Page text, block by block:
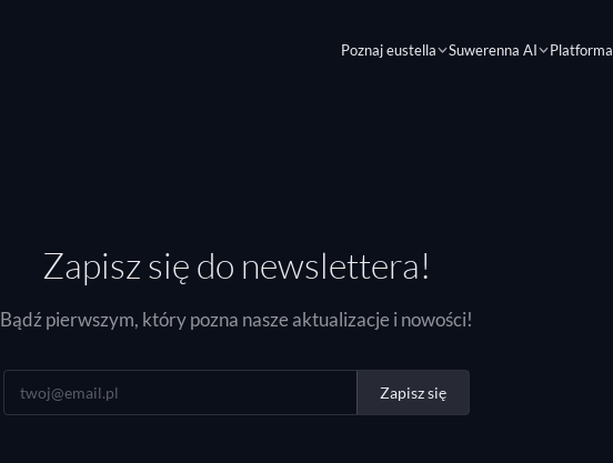
Poznaj eustella Suwerenna AI Platforma
Zapisz się do newslettera!
Bądź pierwszym, który pozna nasze aktualizacje i nowości!
Zapisz się